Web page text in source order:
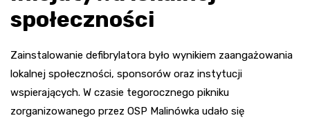
społeczności
Zainstalowanie defibrylatora było wynikiem zaangażowania
lokalnej społeczności, sponsorów oraz instytucji
wspierających. W czasie tegorocznego pikniku
zorganizowanego przez OSP Malinówka udało się